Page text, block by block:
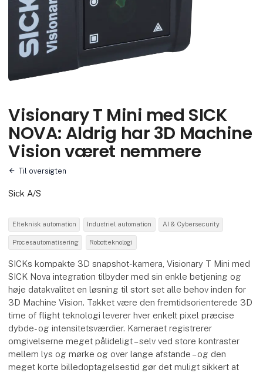
Visionary T Mini med SICK
NOVA: Aldrig har 3D Machine
Vision været nemmere
Til oversigten
Sick A/S
Elteknisk automation Industriel automation AI & Cybersecurity
Procesautomatisering Robotteknologi
SICKs kompakte 3D snapshot-kamera, Visionary T Mini med
SICK Nova integration tilbyder med sin enkle betjening og
høje datakvalitet en løsning til stort set alle behov inden for
3D Machine Vision. Takket være den fremtidsorienterede 3D
time of flight teknologi leverer hver enkelt pixel præcise
dybde- og intensitetsværdier. Kameraet registrerer
omgivelserne meget pålideligt – selv ved store kontraster
mellem lys og mørke og over lange afstande – og den
meget korte billedoptagelsestid gør det muligt sikkert at